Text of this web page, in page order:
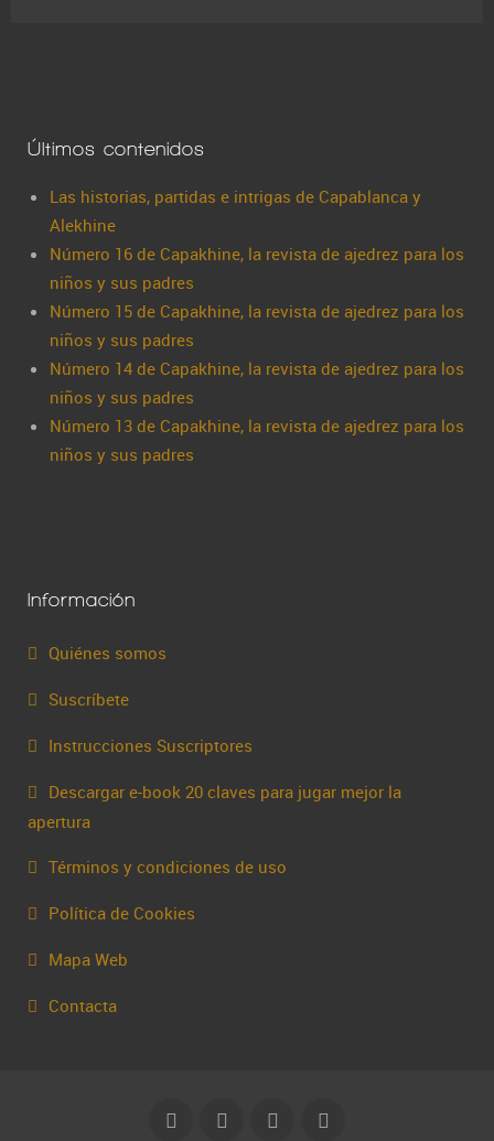
Últimos contenidos
Las historias, partidas e intrigas de Capablanca y
Alekhine
Número 16 de Capakhine, la revista de ajedrez para los
niños y sus padres
Número 15 de Capakhine, la revista de ajedrez para los
niños y sus padres
Número 14 de Capakhine, la revista de ajedrez para los
niños y sus padres
Número 13 de Capakhine, la revista de ajedrez para los
niños y sus padres
Información
Quiénes somos
Suscríbete
Instrucciones Suscriptores
Descargar e-book 20 claves para jugar mejor la
apertura
Términos y condiciones de uso
Política de Cookies
Mapa Web
Contacta